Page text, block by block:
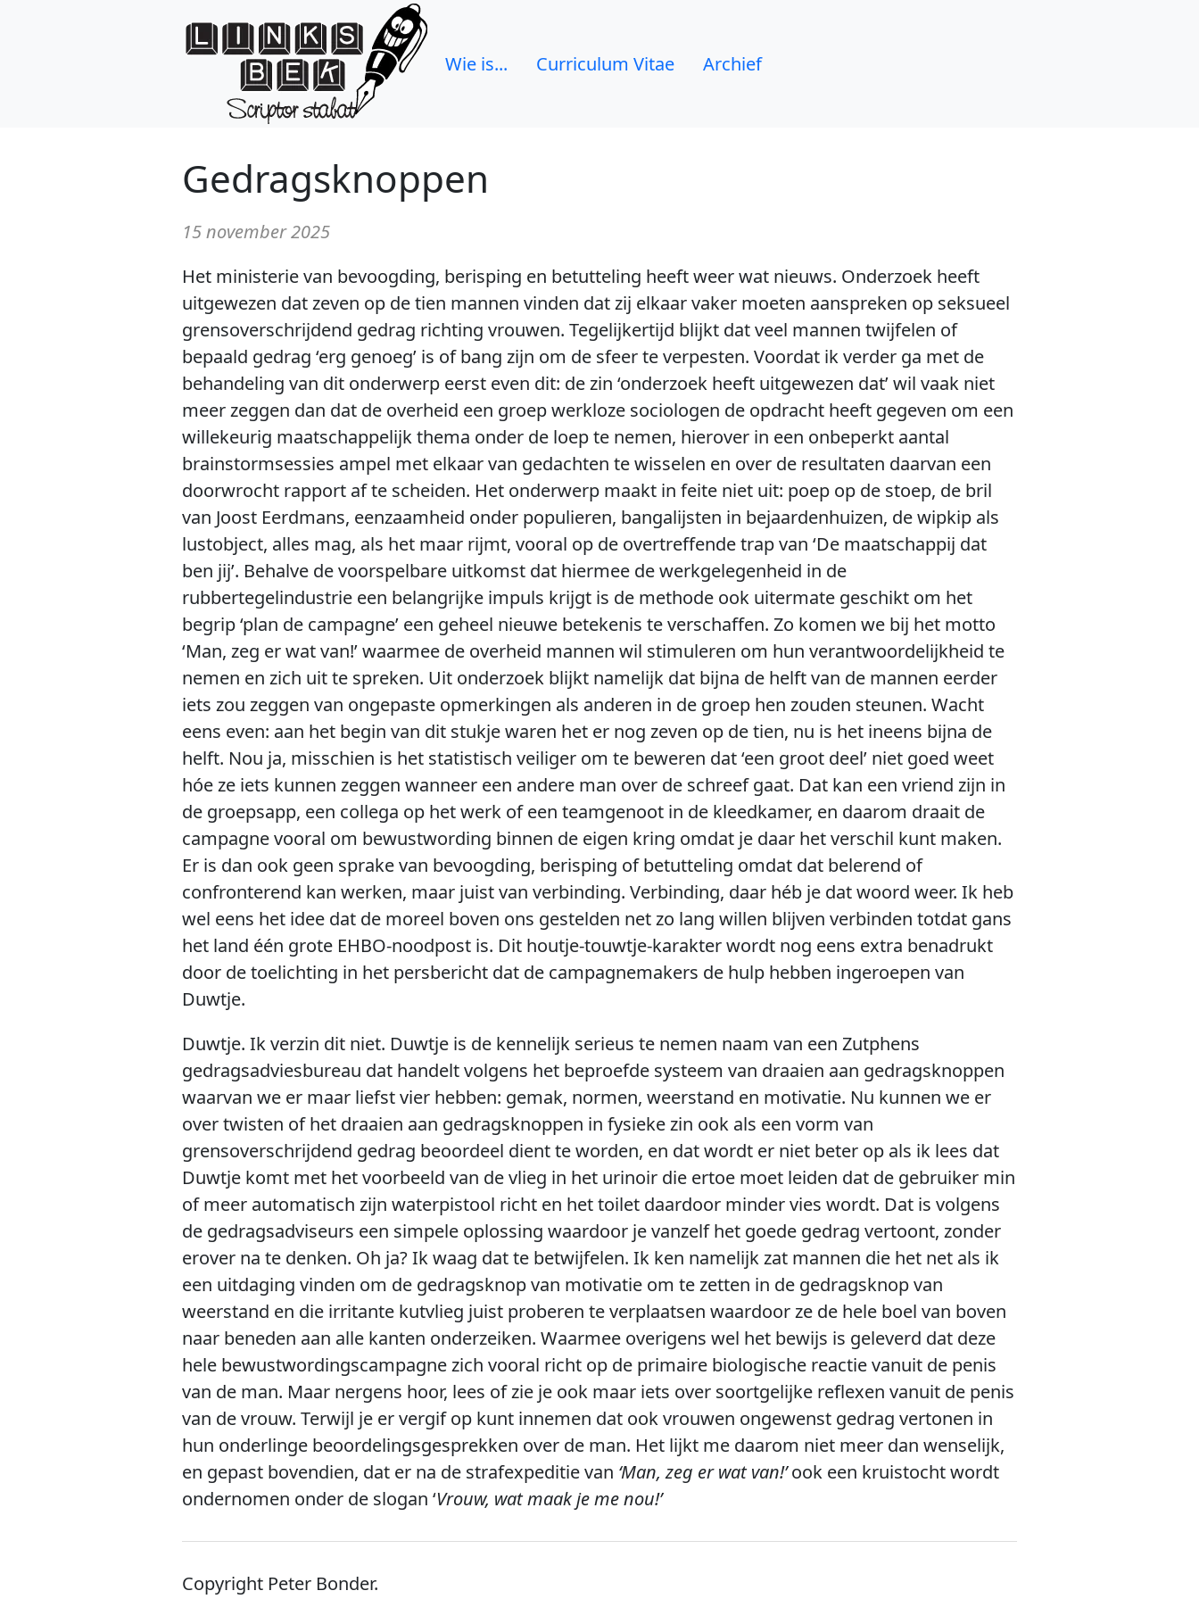
Wie is... Curriculum Vitae Archief
Gedragsknoppen
15 november 2025
Het ministerie van bevoogding, berisping en betutteling heeft weer wat nieuws. Onderzoek heeft
uitgewezen dat zeven op de tien mannen vinden dat zij elkaar vaker moeten aanspreken op seksueel
grensoverschrijdend gedrag richting vrouwen. Tegelijkertijd blijkt dat veel mannen twijfelen of
bepaald gedrag ‘erg genoeg’ is of bang zijn om de sfeer te verpesten. Voordat ik verder ga met de
behandeling van dit onderwerp eerst even dit: de zin ‘onderzoek heeft uitgewezen dat’ wil vaak niet
meer zeggen dan dat de overheid een groep werkloze sociologen de opdracht heeft gegeven om een
willekeurig maatschappelijk thema onder de loep te nemen, hierover in een onbeperkt aantal
brainstormsessies ampel met elkaar van gedachten te wisselen en over de resultaten daarvan een
doorwrocht rapport af te scheiden. Het onderwerp maakt in feite niet uit: poep op de stoep, de bril
van Joost Eerdmans, eenzaamheid onder populieren, bangalijsten in bejaardenhuizen, de wipkip als
lustobject, alles mag, als het maar rijmt, vooral op de overtreffende trap van ‘De maatschappij dat
ben jij’. Behalve de voorspelbare uitkomst dat hiermee de werkgelegenheid in de
rubbertegelindustrie een belangrijke impuls krijgt is de methode ook uitermate geschikt om het
begrip ‘plan de campagne’ een geheel nieuwe betekenis te verschaffen. Zo komen we bij het motto
‘Man, zeg er wat van!’ waarmee de overheid mannen wil stimuleren om hun verantwoordelijkheid te
nemen en zich uit te spreken. Uit onderzoek blijkt namelijk dat bijna de helft van de mannen eerder
iets zou zeggen van ongepaste opmerkingen als anderen in de groep hen zouden steunen. Wacht
eens even: aan het begin van dit stukje waren het er nog zeven op de tien, nu is het ineens bijna de
helft. Nou ja, misschien is het statistisch veiliger om te beweren dat ‘een groot deel’ niet goed weet
hóe ze iets kunnen zeggen wanneer een andere man over de schreef gaat. Dat kan een vriend zijn in
de groepsapp, een collega op het werk of een teamgenoot in de kleedkamer, en daarom draait de
campagne vooral om bewustwording binnen de eigen kring omdat je daar het verschil kunt maken.
Er is dan ook geen sprake van bevoogding, berisping of betutteling omdat dat belerend of
confronterend kan werken, maar juist van verbinding. Verbinding, daar héb je dat woord weer. Ik heb
wel eens het idee dat de moreel boven ons gestelden net zo lang willen blijven verbinden totdat gans
het land één grote EHBO-noodpost is. Dit houtje-touwtje-karakter wordt nog eens extra benadrukt
door de toelichting in het persbericht dat de campagnemakers de hulp hebben ingeroepen van
Duwtje.
Duwtje. Ik verzin dit niet. Duwtje is de kennelijk serieus te nemen naam van een Zutphens
gedragsadviesbureau dat handelt volgens het beproefde systeem van draaien aan gedragsknoppen
waarvan we er maar liefst vier hebben: gemak, normen, weerstand en motivatie. Nu kunnen we er
over twisten of het draaien aan gedragsknoppen in fysieke zin ook als een vorm van
grensoverschrijdend gedrag beoordeel dient te worden, en dat wordt er niet beter op als ik lees dat
Duwtje komt met het voorbeeld van de vlieg in het urinoir die ertoe moet leiden dat de gebruiker min
of meer automatisch zijn waterpistool richt en het toilet daardoor minder vies wordt. Dat is volgens
de gedragsadviseurs een simpele oplossing waardoor je vanzelf het goede gedrag vertoont, zonder
erover na te denken. Oh ja? Ik waag dat te betwijfelen. Ik ken namelijk zat mannen die het net als ik
een uitdaging vinden om de gedragsknop van motivatie om te zetten in de gedragsknop van
weerstand en die irritante kutvlieg juist proberen te verplaatsen waardoor ze de hele boel van boven
naar beneden aan alle kanten onderzeiken. Waarmee overigens wel het bewijs is geleverd dat deze
hele bewustwordingscampagne zich vooral richt op de primaire biologische reactie vanuit de penis
van de man. Maar nergens hoor, lees of zie je ook maar iets over soortgelijke reflexen vanuit de penis
van de vrouw. Terwijl je er vergif op kunt innemen dat ook vrouwen ongewenst gedrag vertonen in
hun onderlinge beoordelingsgesprekken over de man. Het lijkt me daarom niet meer dan wenselijk,
en gepast bovendien, dat er na de strafexpeditie van ‘Man, zeg er wat van!’ook een kruistocht wordt
ondernomen onder de slogan ‘Vrouw, wat maak je me nou!’
Copyright Peter Bonder.